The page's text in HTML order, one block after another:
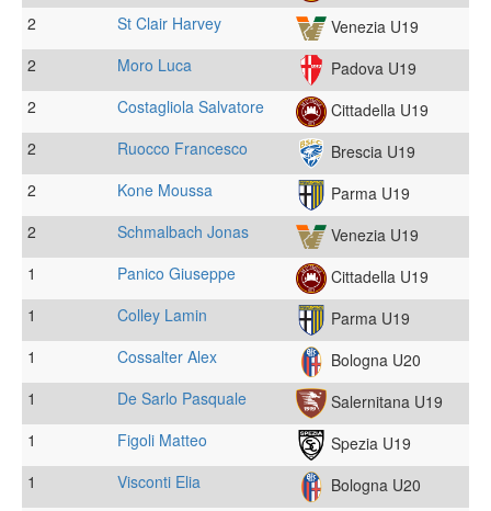
2
St Clair Harvey
Venezia U19
2
Moro Luca
Padova U19
2
Costagliola Salvatore
Cittadella U19
2
Ruocco Francesco
Brescia U19
2
Kone Moussa
Parma U19
2
Schmalbach Jonas
Venezia U19
1
Panico Giuseppe
Cittadella U19
1
Colley Lamin
Parma U19
1
Cossalter Alex
Bologna U20
1
De Sarlo Pasquale
Salernitana U19
1
Figoli Matteo
Spezia U19
1
Visconti Elia
Bologna U20